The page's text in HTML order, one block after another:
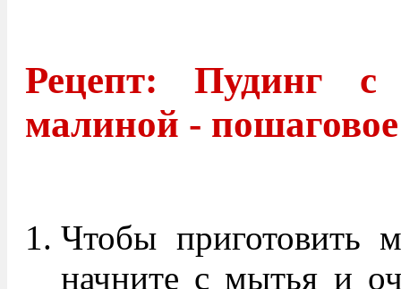
Рецепт: Пудинг
малиной -
Чтобы приготовить
начните с мытья и